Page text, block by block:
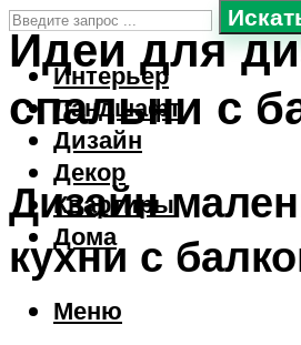
Интерьер
Ландшафт
Дизайн
Декор
Квартиры
Дома
Меню
Идеи для
спальни с
Дизайн
кухни с